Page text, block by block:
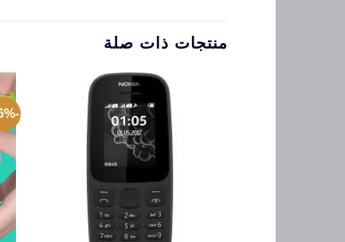
منتجات ذات صلة
-56% عروض الجمعة البيضاء